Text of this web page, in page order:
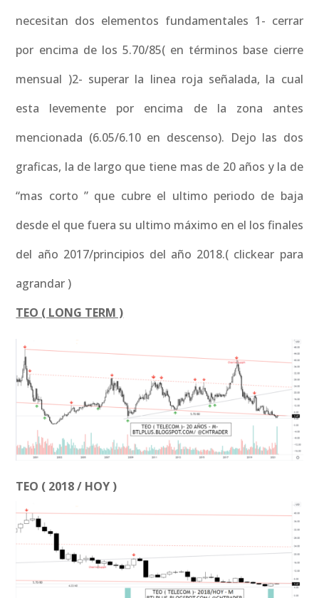
necesitan dos elementos fundamentales 1- cerrar
por encima de los 5.70/85( en términos base cierre
mensual )2- superar la linea roja señalada, la cual
esta levemente por encima de la zona antes
mencionada (6.05/6.10 en descenso). Dejo las dos
graficas, la de largo que tiene mas de 20 años y la de
“mas corto ” que cubre el ultimo periodo de baja
desde el que fuera su ultimo máximo en el los finales
del año 2017/principios del año 2018.( clickear para
agrandar )
TEO ( LONG TERM )
TEO ( 2018 / HOY )